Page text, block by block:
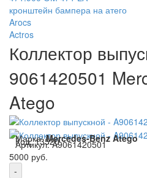
кронштейн бампера на атего
Arocs
Actros
Коллектор
9061420501
Atego
Марка:Mercedes-Benz Atego
Код:13520
Артикул:A9061420501
5000 руб.
-